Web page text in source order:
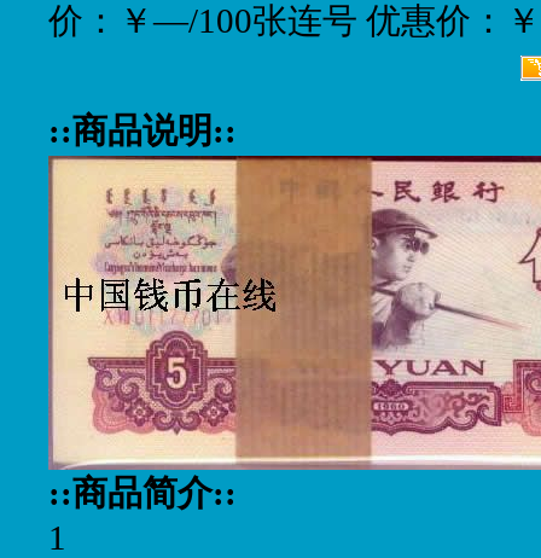
价：￥—/100张连号 优惠价：￥
::商品说明::
::商品简介::
1